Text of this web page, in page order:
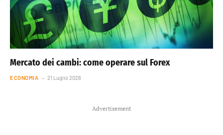
Mercato dei cambi: come operare sul Forex
ECONOMIA 21 Luglio 2026
Advertisement